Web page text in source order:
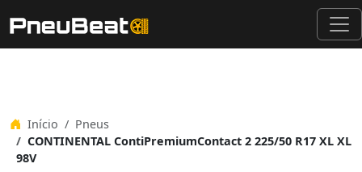
Início
Pneus
CONTINENTAL ContiPremiumContact 2 225/50 R17 XL XL
98V